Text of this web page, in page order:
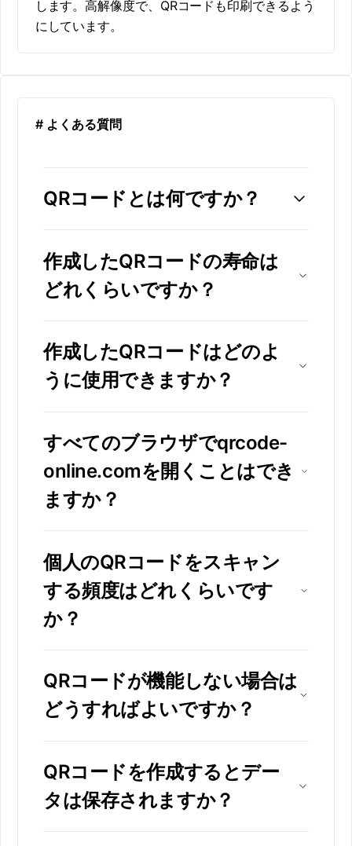
します。高解像度で、QRコードも印刷できるよう
にしています。
# よくある質問
QRコードとは何ですか？
作成したQRコードの寿命は
どれくらいですか？
作成したQRコードはどのよ
うに使用できますか？
すべてのブラウザでqrcode-
online.comを開くことはでき
ますか？
個人のQRコードをスキャン
する頻度はどれくらいです
か？
QRコードが機能しない場合は
どうすればよいですか？
QRコードを作成するとデー
タは保存されますか？